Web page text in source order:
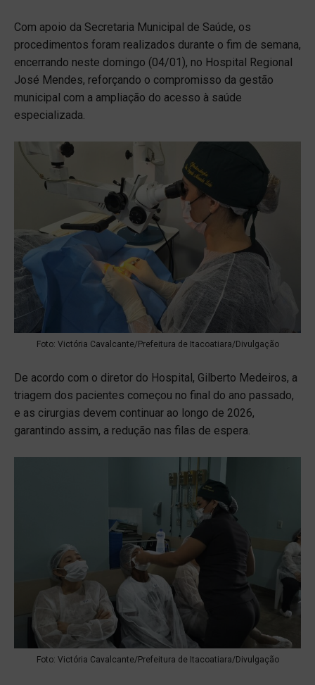
Com apoio da Secretaria Municipal de Saúde, os
procedimentos foram realizados durante o fim de semana,
encerrando neste domingo (04/01), no Hospital Regional
José Mendes, reforçando o compromisso da gestão
municipal com a ampliação do acesso à saúde
especializada.
Foto: Victória Cavalcante/Prefeitura de Itacoatiara/Divulgação
De acordo com o diretor do Hospital, Gilberto Medeiros, a
triagem dos pacientes começou no final do ano passado,
e as cirurgias devem continuar ao longo de 2026,
garantindo assim, a redução nas filas de espera.
Foto: Victória Cavalcante/Prefeitura de Itacoatiara/Divulgação